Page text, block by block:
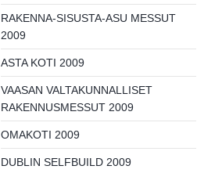
RAKENNA-SISUSTA-ASU MESSUT
2009
ASTA KOTI 2009
VAASAN VALTAKUNNALLISET
RAKENNUSMESSUT 2009
OMAKOTI 2009
DUBLIN SELFBUILD 2009